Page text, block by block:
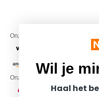
Onze financiële partners
Onze transporteurs
Wil je
Haal het